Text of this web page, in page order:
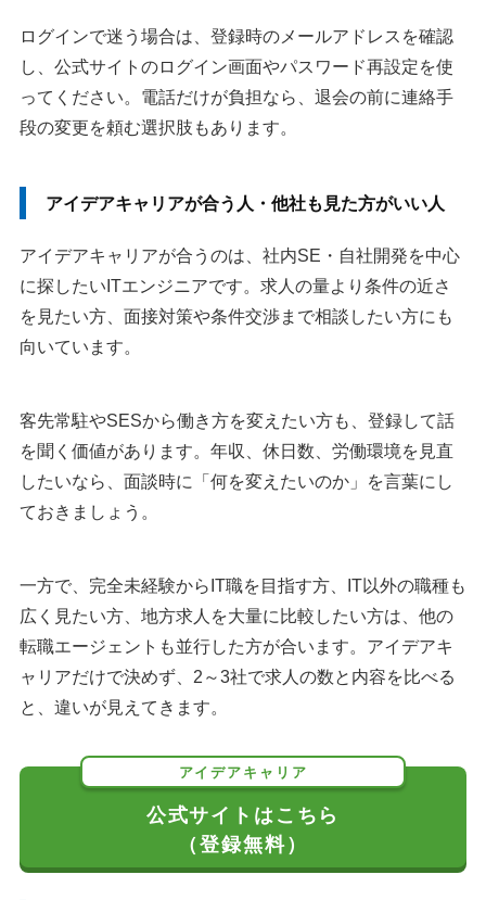
ログインで迷う場合は、登録時のメールアドレスを確認
し、公式サイトのログイン画面やパスワード再設定を使
ってください。電話だけが負担なら、退会の前に連絡手
段の変更を頼む選択肢もあります。
アイデアキャリアが合う人・他社も見た方がいい人
アイデアキャリアが合うのは、社内SE・自社開発を中心
に探したいITエンジニアです。求人の量より条件の近さ
を見たい方、面接対策や条件交渉まで相談したい方にも
向いています。
客先常駐やSESから働き方を変えたい方も、登録して話
を聞く価値があります。年収、休日数、労働環境を見直
したいなら、面談時に「何を変えたいのか」を言葉にし
ておきましょう。
一方で、完全未経験からIT職を目指す方、IT以外の職種も
広く見たい方、地方求人を大量に比較したい方は、他の
転職エージェントも並行した方が合います。アイデアキ
ャリアだけで決めず、2～3社で求人の数と内容を比べる
と、違いが見えてきます。
アイデアキャリア
公式サイトはこちら
（登録無料）